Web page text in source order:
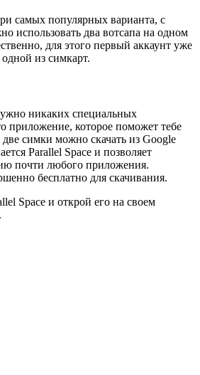
самых популярных варианта, с
использовать два вотсапа на одном
для этого первый аккаунт уже
из симкарт.
никаких специальных
приложение, которое поможет тебе
симки можно скачать из Google
Parallel Space и позволяет
почти любого приложения.
бесплатно для скачивания.
Space и открой его на своем